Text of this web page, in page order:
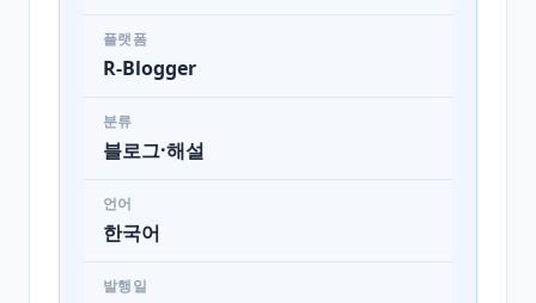
플랫폼
R-Blogger
분류
블로그·해설
언어
한국어
발행일